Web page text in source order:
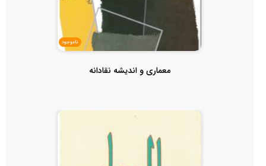
ناموجود
معماری و اندیشه نقادانه